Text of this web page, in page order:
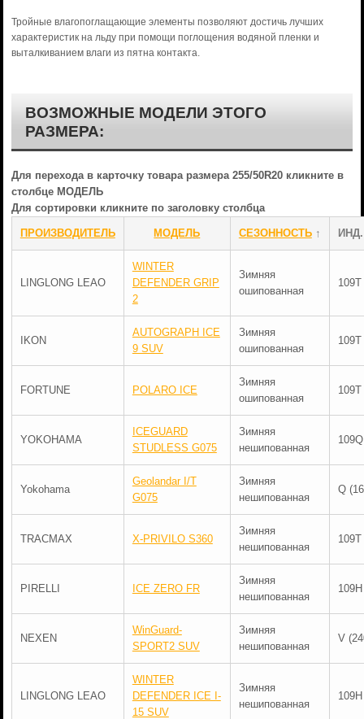
Тройные влагопоглащающие элементы позволяют достичь лучших
характеристик на льду при помощи поглощения водяной пленки и
выталкиванием влаги из пятна контакта.
ВОЗМОЖНЫЕ МОДЕЛИ ЭТОГО
РАЗМЕРА:
Для перехода в карточку товара размера 255/50R20 кликните в
столбце МОДЕЛЬ
Для сортировки кликните по заголовку столбца
ПРОИЗВОДИТЕЛЬ МОДЕЛЬ СЕЗОННОСТЬ↑
LINGLONG LEAO
WINTER
DEFENDER GRIP
2
Зимняя
ошипованная
109T
IKON
AUTOGRAPH ICE
9 SUV
Зимняя
ошипованная
109T
FORTUNE POLARO ICE
Зимняя
ошипованная
109T
YOKOHAMA
ICEGUARD
STUDLESS G075
Зимняя
нешипованная
109Q
Yokohama
Geolandar I/T
G075
Зимняя
нешипованная
Q
TRACMAX X-PRIVILO S360
Зимняя
нешипованная
109T
PIRELLI ICE ZERO FR
Зимняя
нешипованная
109H
NEXEN
WinGuard-
SPORT2 SUV
Зимняя
нешипованная
V
LINGLONG LEAO
WINTER
DEFENDER ICE I-
15 SUV
Зимняя
нешипованная
109H